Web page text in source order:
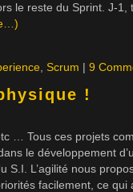
le reste du Sprint. J-1,
Scrum | 9
!
… Tous ces projets
le développement
S.I. L’agilité nous
facilement, ce qui